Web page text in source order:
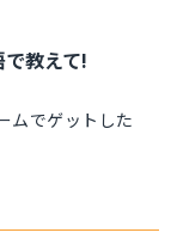
教えて!
ムでゲットした